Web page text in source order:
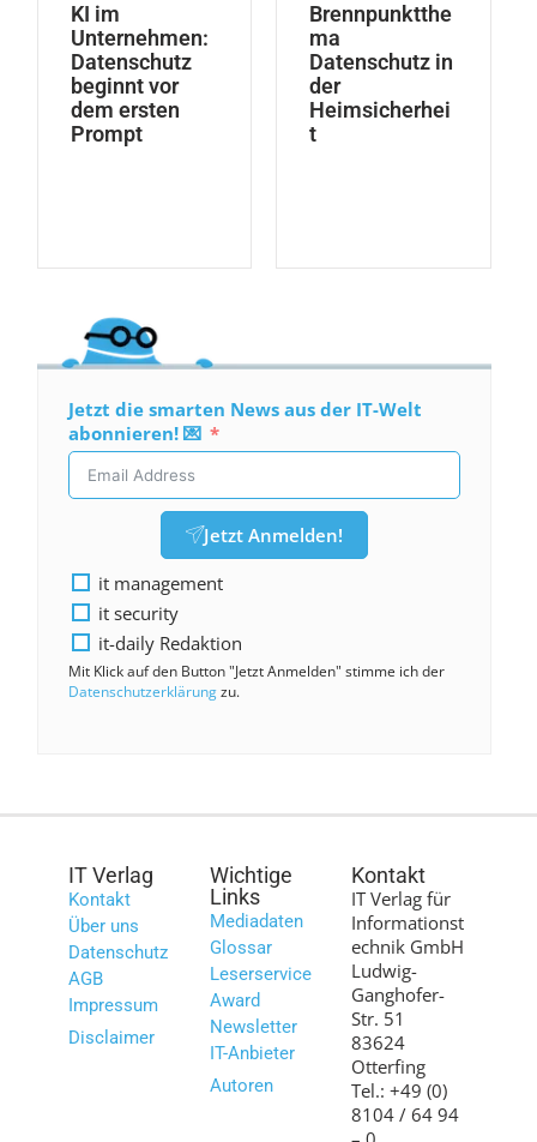
KI im
Unternehmen:
Datenschutz
beginnt vor
dem ersten
Prompt
Brennpunktthe
ma
Datenschutz in
der
Heimsicherhei
t
Jetzt die smarten News aus der IT-Welt
abonnieren! 💌
Jetzt Anmelden!
it management
it security
it-daily Redaktion
Mit Klick auf den Button "Jetzt Anmelden" stimme ich der
Datenschutzerklärungzu.
IT Verlag
Kontakt
Über uns
Datenschutz
AGB
Impressum
Disclaimer
Wichtige
Links
Mediadaten
Glossar
Leserservice
Award
Newsletter
IT-Anbieter
Autoren
Kontakt
IT Verlag für
Informationst
echnik GmbH
Ludwig-
Ganghofer-
Str. 51
83624
Otterfing
Tel.: +49 (0)
8104 / 64 94